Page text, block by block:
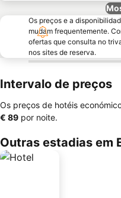
Os preços e a
mudam frequentemente.
ofertas que consulta no
nos sites de reserva.
Intervalo de preços
Os preços de hotéis
‎€ 89 por noite.
Outras estadias em